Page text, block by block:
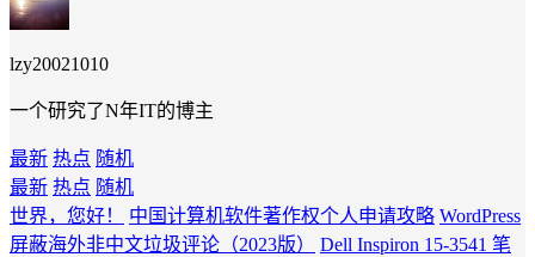
lzy20021010
一个研究了N年IT的博主
最新 热点 随机
最新 热点 随机
世界，您好！
中国计算机软件著作权个人申请攻略 WordPress
屏蔽海外非中文垃圾评论（2023版）
Dell Inspiron 15-3541 笔